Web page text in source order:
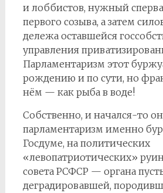
и лоббистов, нужный
первого созыва, а затем
дележа оставшейся
управления
Парламентаризм этот
рождению и по сути, но
нём — как рыба в воде!
Собственно, и начался-то
парламентаризм именно
Госдуме, на политических
«левопатриотических»
совета РСФСР — органа
деградировавшей,